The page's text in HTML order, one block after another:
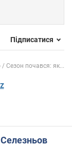
Підписатися
Сезон почався: як...